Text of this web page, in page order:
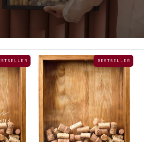
S T S E L L E R B E S T S E L L E R